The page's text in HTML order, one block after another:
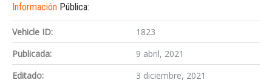
Información Pública:
Vehicle ID:
1823
Publicada:
9 abril, 2021
Editado:
3 diciembre, 2021